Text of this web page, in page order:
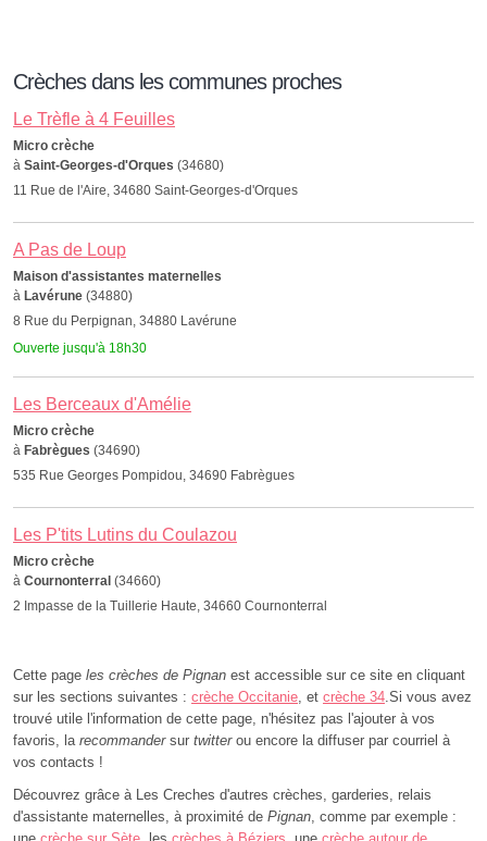
Crèches dans les communes proches
Le Trèfle à 4 Feuilles
Micro crèche
à Saint-Georges-d'Orques (34680)
11 Rue de l'Aire, 34680 Saint-Georges-d'Orques
A Pas de Loup
Maison d'assistantes maternelles
à Lavérune (34880)
8 Rue du Perpignan, 34880 Lavérune
Ouverte jusqu'à 18h30
Les Berceaux d'Amélie
Micro crèche
à Fabrègues (34690)
535 Rue Georges Pompidou, 34690 Fabrègues
Les P'tits Lutins du Coulazou
Micro crèche
à Cournonterral (34660)
2 Impasse de la Tuillerie Haute, 34660 Cournonterral
Cette page les crèches de Pignan est accessible sur ce site en cliquant
sur les sections suivantes : crèche Occitanie, et crèche 34.Si vous avez
trouvé utile l'information de cette page, n'hésitez pas l'ajouter à vos
favoris, la recommandersur twitterou encore la diffuser par courriel à
vos contacts !
Découvrez grâce à Les Creches d'autres crèches, garderies, relais
d'assistante maternelles, à proximité de Pignan, comme par exemple :